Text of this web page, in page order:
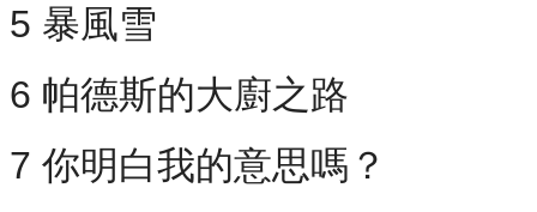
5 暴風雪
6 帕德斯的大廚之路
7 你明白我的意思嗎？